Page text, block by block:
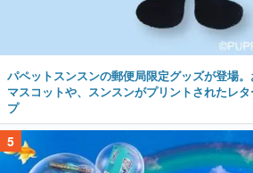
パペットスンスンの郵便局限定グッズが登場
マスコットや、スンスンがプリントされたレ
プ
5